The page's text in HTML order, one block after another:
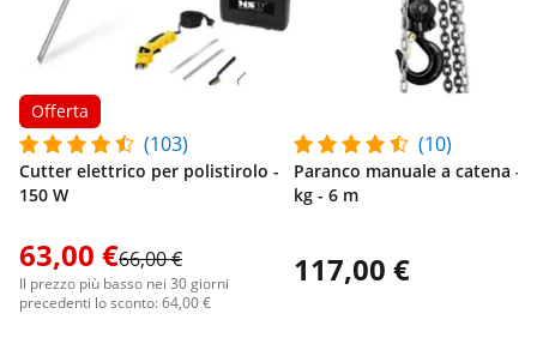
Offerta
(103)
Cutter elettrico per polistirolo -
150 W
63,00 €66,00 €
Il prezzo più basso nei 30 giorni
precedenti lo sconto: 64,00 €
(10)
Paranco manuale a catena -
kg - 6 m
117,00 €